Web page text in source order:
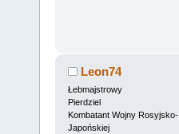
Leon74
Łebmajstrowy
Pierdziel
Kombatant Wojny Rosyjsko-
Japońskiej